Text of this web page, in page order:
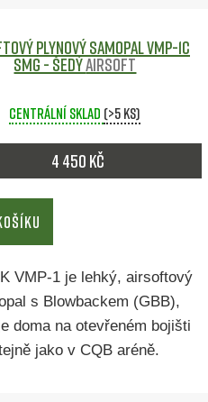
plynový samopal VMP-1C
SMG - šedýAirsoft
Centrální sklad (>5 ks)
4 450 Kč
VMP-1 je lehký, airsoftový
s Blowbackem (GBB),
doma na otevřeném bojišti
jako v CQB aréně.